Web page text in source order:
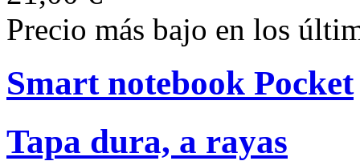
Precio más bajo en los
Smart notebook Pocket
Tapa dura, a rayas